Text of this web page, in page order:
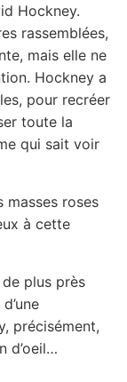
Hockney.
rassemblées,
mais elle ne
Hockney a
pour recréer
toute la
qui sait voir
masses roses
à cette
de plus près
précisément,
d’oeil…